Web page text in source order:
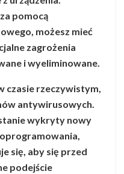
pomocą
możesz mieć
zagrożenia
i wyeliminowane.
czasie rzeczywistym,
antywirusowych.
wykryty nowy
się, aby się przed
podejście